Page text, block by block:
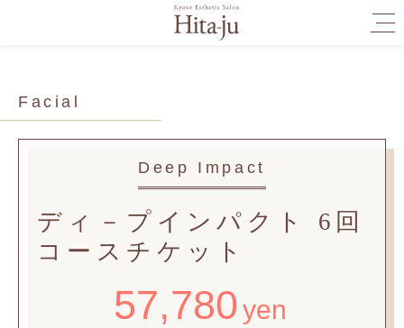
Facial
Deep Impact
ディ－プインパクト
6回
コースチケット
57,780yen